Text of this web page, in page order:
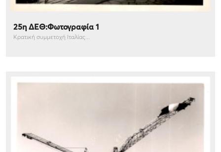
25η ΔΕΘ:Φωτογραφία 1
Κρατική συμμετοχή Ιταλίας...